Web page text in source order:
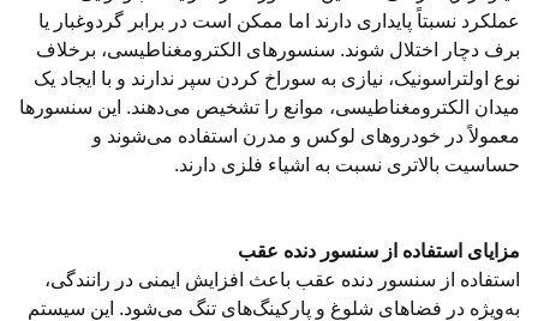
عملکرد نسبتاً پایداری دارند اما ممکن است در برابر گردوغبار یا
برف دچار اختلال شوند. سنسورهای الکترومغناطیسی، برخلاف
نوع اولتراسونیک، نیازی به سوراخ کردن سپر ندارند و با ایجاد یک
میدان الکترومغناطیسی، موانع را تشخیص می‌دهند. این سنسورها
معمولاً در خودروهای لوکس و مدرن استفاده می‌شوند و
حساسیت بالاتری نسبت به اشیاء فلزی دارند.
مزایای استفاده از سنسور دنده عقب
استفاده از سنسور دنده عقب باعث افزایش ایمنی در رانندگی،
به‌ویژه در فضاهای شلوغ و پارکینگ‌های تنگ می‌شود. این سیستم